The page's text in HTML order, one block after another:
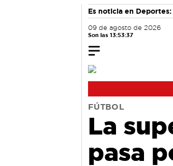
Es noticia en Deportes:
09 de agosto de 2026
Son las 13:53:37
FÚTBOL
La
pasa